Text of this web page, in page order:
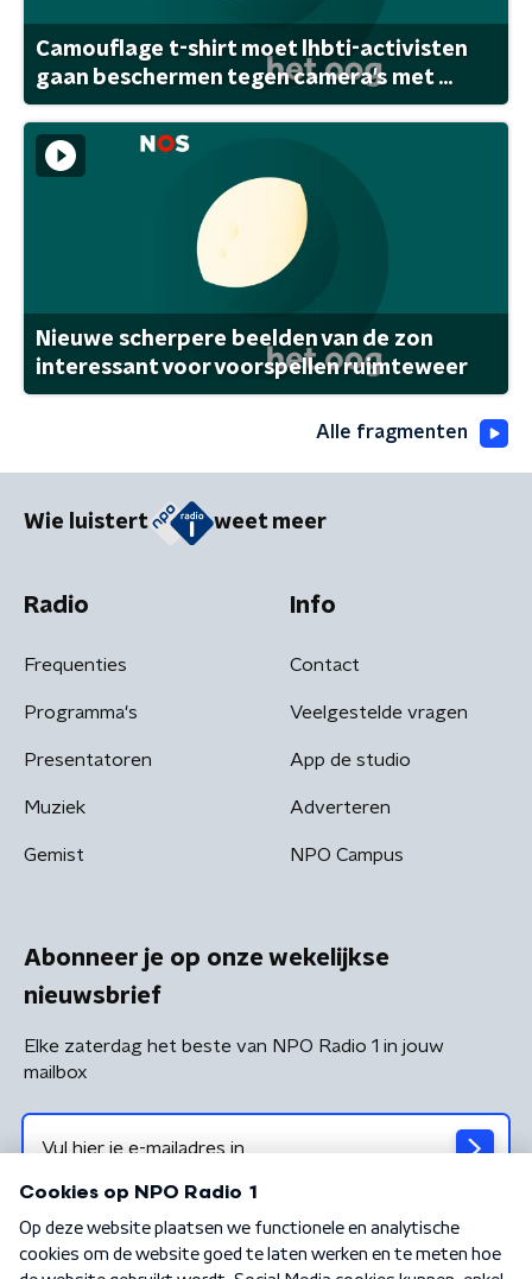
Camouflage t-shirt moet lhbti-activisten
gaan beschermen tegen camera's met ...
Nieuwe scherpere beelden van de zon
interessant voor voorspellen ruimteweer
Alle fragmenten
Wie luistert weet meer
Radio
Frequenties
Programma's
Presentatoren
Muziek
Gemist
Info
Contact
Veelgestelde vragen
App de studio
Adverteren
NPO Campus
Abonneer je op onze wekelijkse
nieuwsbrief
Elke zaterdag het beste van NPO Radio 1 in jouw
mailbox